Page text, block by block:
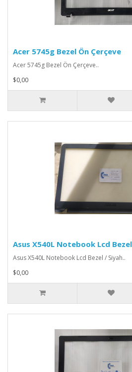
Acer 5745g Bezel Ön Çerçeve
Acer 5745g Bezel Ön Çerçeve..
$0,00
Asus X540L Notebook Lcd
Asus X540L Notebook Lcd Bezel / Siyah..
$0,00